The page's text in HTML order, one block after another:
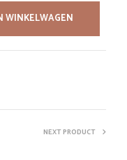
WINKELWAGEN
NEXT PRODUCT